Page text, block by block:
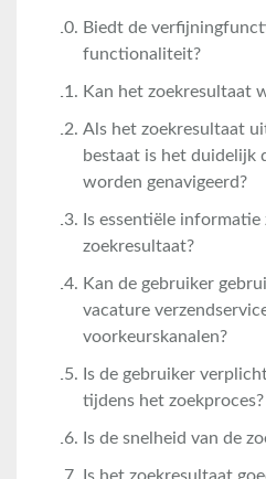
Biedt de
functionaliteit?
Kan het zoekresultaat
Als het zoekresultaat
bestaat is het duidelijk
worden genavigeerd?
Is essentiële
zoekresultaat?
Kan de gebruiker
vacature
voorkeurskanalen?
Is de gebruiker
tijdens het zoekproces?
Is de snelheid van de